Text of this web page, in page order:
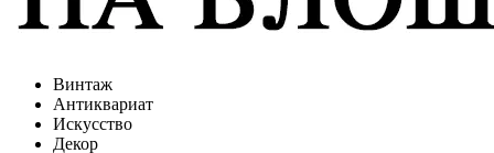
Винтаж
Антиквариат
Искусство
Декор